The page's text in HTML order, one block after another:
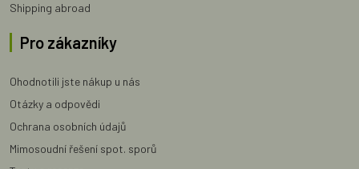
Shipping abroad
Pro zákazníky
Ohodnotili jste nákup u nás
Otázky a odpovědi
Ochrana osobních údajů
Mimosoudní řešení spot. sporů